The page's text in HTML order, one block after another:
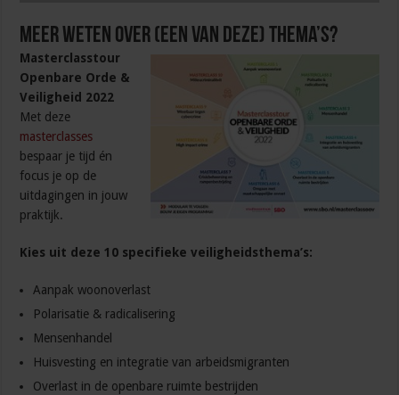
Meer weten over (een van deze) thema’s?
Masterclasstour
Openbare Orde &
Veiligheid 2022
Met deze
masterclasses
bespaar je tijd én
focus je op de
uitdagingen in jouw
praktijk.
Kies uit deze 10 specifieke veiligheidsthema’s:
Aanpak woonoverlast
Polarisatie & radicalisering
Mensenhandel
Huisvesting en integratie van arbeidsmigranten
Overlast in de openbare ruimte bestrijden